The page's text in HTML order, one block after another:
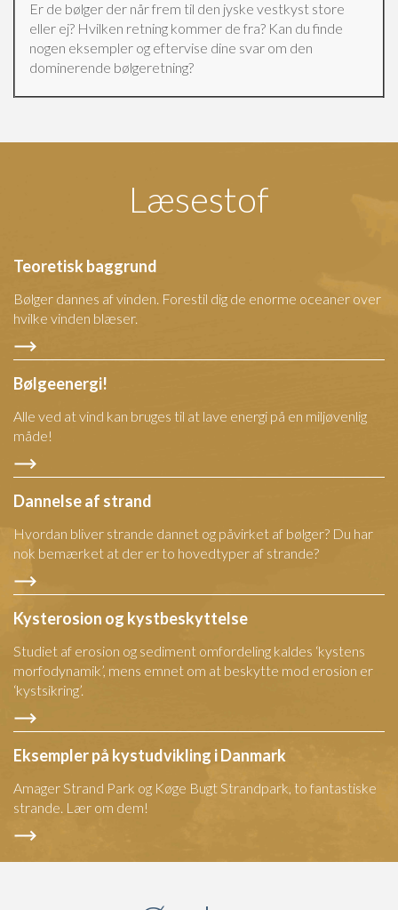
Er de bølger der når frem til den jyske vestkyst store
eller ej? Hvilken retning kommer de fra? Kan du finde
nogen eksempler og eftervise dine svar om den
dominerende bølgeretning?
Læsestof
Teoretisk baggrund
Bølger dannes af vinden. Forestil dig de enorme oceaner over
hvilke vinden blæser.
Bølgeenergi!
Alle ved at vind kan bruges til at lave energi på en miljøvenlig
måde!
Dannelse af strand
Hvordan bliver strande dannet og påvirket af bølger? Du har
nok bemærket at der er to hovedtyper af strande?
Kysterosion og kystbeskyttelse
Studiet af erosion og sediment omfordeling kaldes ‘kystens
morfodynamik’, mens emnet om at beskytte mod erosion er
‘kystsikring’.
Eksempler på kystudvikling i Danmark
Amager Strand Park og Køge Bugt Strandpark, to fantastiske
strande. Lær om dem!